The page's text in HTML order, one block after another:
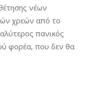
νέων
χρεών από το
πανικός
φορέα, που δεν θα